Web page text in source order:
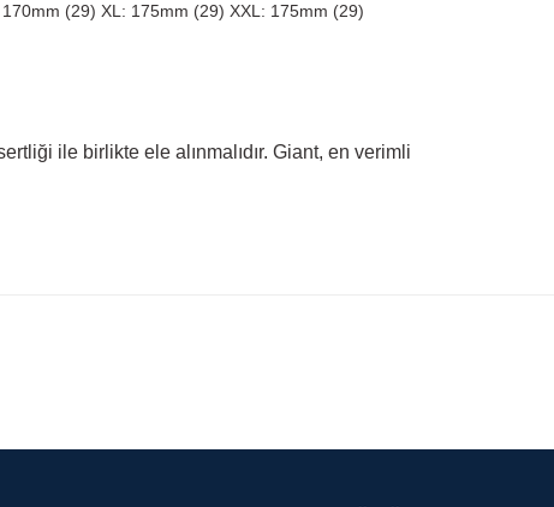
(29) XL: 175mm (29) XXL: 175mm (29)
ile birlikte ele alınmalıdır. Giant, en verimli